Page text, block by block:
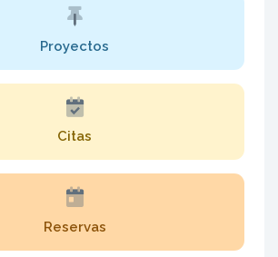
Proyectos
Citas
Reservas